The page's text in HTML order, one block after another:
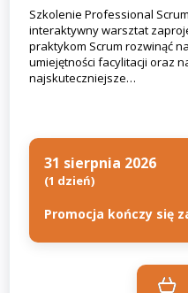
Szkolenie Professional
interaktywny warsztat
praktykom Scrum rozwinąć
umiejętności facylitacji oraz
najskuteczniejsze…
31 sierpnia 2026
(1 dzień)
Promocja kończy się